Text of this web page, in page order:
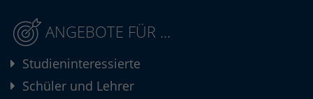
ANGEBOTE FÜR ...
Studieninteressierte
Schüler und Lehrer